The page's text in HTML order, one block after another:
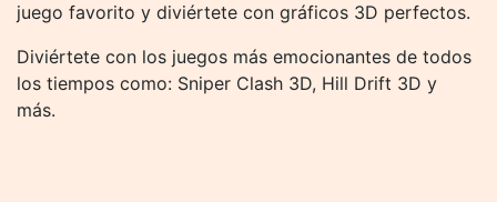
juego favorito y diviértete con gráficos 3D perfectos.
Diviértete con los juegos más emocionantes de todos
los tiempos como: Sniper Clash 3D, Hill Drift 3D y
más.